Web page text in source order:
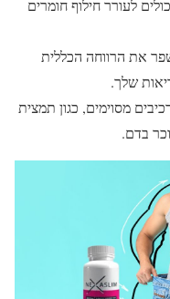
לעורר חילוף חומרים
את הרווחה הכללית
שלך.
מסוימים, כגון תמצית
בדם.